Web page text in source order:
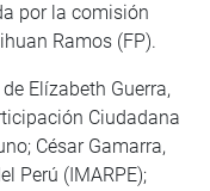
por la comisión
Ramos (FP).
Elízabeth Guerra,
Ciudadana
César Gamarra,
Perú (IMARPE);